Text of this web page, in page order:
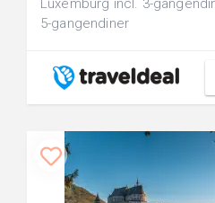
Luxemburg incl. 3-
5-gangendiner